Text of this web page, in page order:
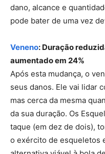
dano, alcance e
pode bater de uma vez
Veneno: Duração
aumentado em 24%
Após esta mudança, o
seus danos. Ele vai lidar
mas cerca da mesma
da sua duração. Os
taque (em dez de dois),
o exército de esqueletos